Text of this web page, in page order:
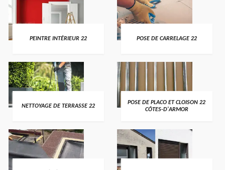
PEINTRE INTÉRIEUR 22 POSE DE CARRELAGE 22
NETTOYAGE DE TERRASSE 22
POSE DE PLACO ET CLOISON 22
CÔTES-D'ARMOR